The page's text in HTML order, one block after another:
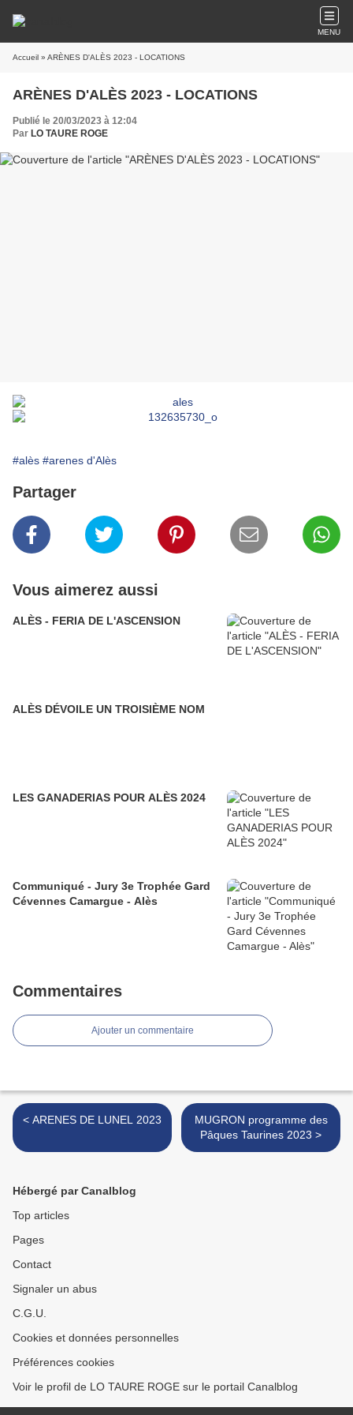
MENU
Accueil » ARÈNES D'ALÈS 2023 - LOCATIONS
ARÈNES D'ALÈS 2023 - LOCATIONS
Publié le 20/03/2023 à 12:04
Par LO TAURE ROGE
#alès #arenes d'Alès
Partager
Vous aimerez aussi
ALÈS - FERIA DE L'ASCENSION
ALÈS DÉVOILE UN TROISIÈME NOM
LES GANADERIAS POUR ALÈS 2024
Communiqué - Jury 3e Trophée Gard
Cévennes Camargue - Alès
Commentaires
Ajouter un commentaire
< ARENES DE LUNEL 2023
MUGRON programme des
Pâques Taurines 2023 >
Hébergé par Canalblog
Top articles
Pages
Contact
Signaler un abus
C.G.U.
Cookies et données personnelles
Préférences cookies
Voir le profil de LO TAURE ROGE sur le portail Canalblog